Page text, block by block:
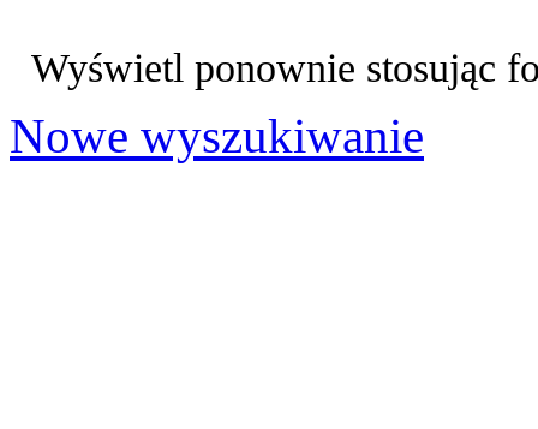
Wyświetl ponownie stosując
Nowe wyszukiwanie